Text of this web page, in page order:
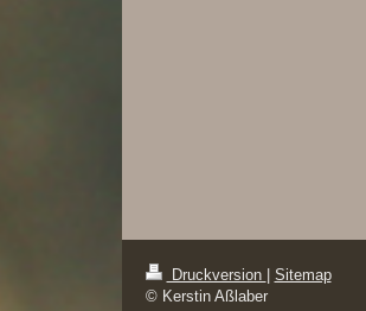
Druckversion
Sitemap
© Kerstin Aßlaber